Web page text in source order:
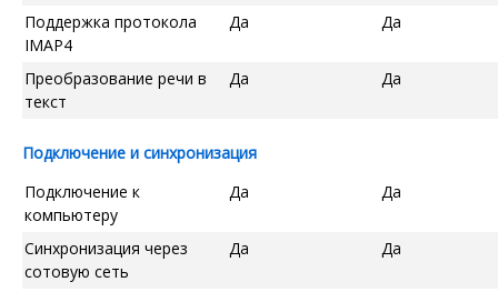
Поддержка протокола
IMAP4
Да Да
Преобразование речи в
текст
Да Да
Подключение и синхронизация
Подключение к
компьютеру
Да Да
Синхронизация через
сотовую сеть
Да Да